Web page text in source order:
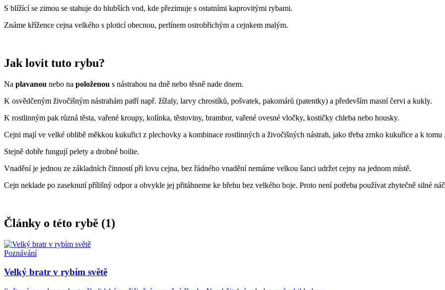
S blížící se zimou se stahuje do hlubších vod, kde přezimuje s ostatními kaprovitými rybami.
Známe křížence cejna velkého s ploticí obecnou, perlínem ostrobřichým a cejnkem malým.
Jak lovit tuto rybu?
Na plavanou nebo na položenou s nástrahou na dně nebo těsně nade dnem.
K osvědčeným živočišným nástrahám patří např. žížaly, larvy chrostíků, pošvatek, pakomárů (patentky) a především masní červi a kukly.
K rostlinným pak různá těsta, vařené kroupy, kolínka, těstoviny, brambor, vařené ovesné vločky, kostičky chleba nebo housky.
Cejni mají ve velké oblibě měkkou kukuřici z plechovky a kombinace rostlinných a živočišných nástrah, jako třeba zrnko kukuřice a k tomu
Stejně dobře fungují pelety a drobné boilie.
Vnadění je jednou ze základních činností při lovu cejna, bez řádného vnadění nemáme velkou šanci udržet cejny na jednom místě.
Cejn neklade po zaseknutí přílišný odpor a obvykle jej přitáhneme ke břehu bez velkého boje. Proto není potřeba používat zbytečně silné
Články o této rybě (1)
Poznávání
Velký bratr v rybím světě